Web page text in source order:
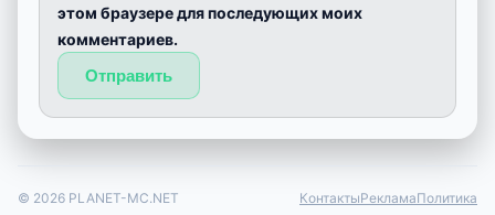
этом браузере для последующих моих
комментариев.
© 2026 PLANET-MC.NET КонтактыРекламаПолитика